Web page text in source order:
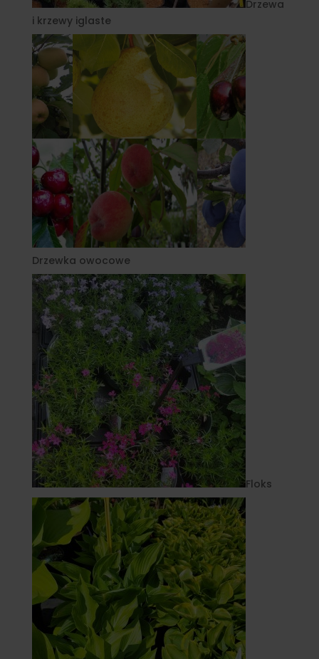
Drzewa
i krzewy iglaste
Drzewka owocowe
Floks